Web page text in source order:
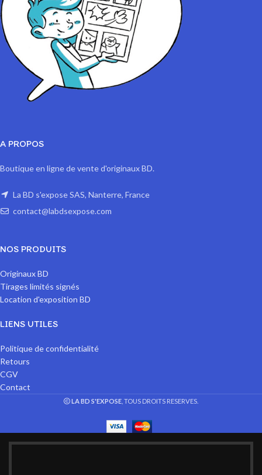
A PROPOS
Boutique en ligne de vente d'originaux BD.
La BD s'expose SAS, Nanterre, France
contact@labdsexpose.com
NOS PRODUITS
Originaux BD
Tirages limités signés
Location d'exposition BD
LIENS UTILES
Politique de confidentialité
Retours
CGV
Contact
LA BD S'EXPOSE , TOUS DROITS RESERVES.